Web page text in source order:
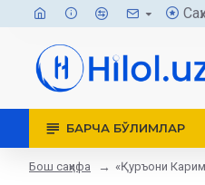
БАРЧА БЎЛИМЛАР
Бош саҳифа «Қуръони